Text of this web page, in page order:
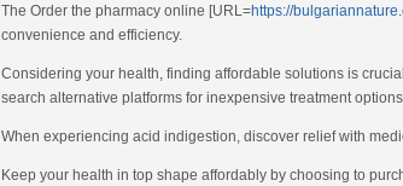
The Order the pharmacy online [URL=https://
convenience and efficiency.
Considering your health, finding affordable solutions is
search alternative platforms for inexpensive treatment
When experiencing acid indigestion, discover relief with
Keep your health in top shape affordably by choosing to